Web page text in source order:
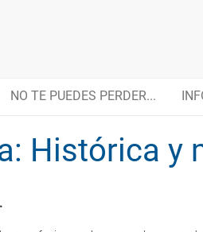
NO TE PUEDES PERDER...
Histórica y
natural
te será enviada por mail en el